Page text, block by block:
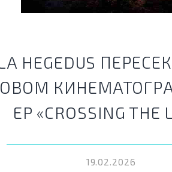
HEGEDUS
EP «CROSSING THE
19.02.2026
ДРУГА РІКА
РОК